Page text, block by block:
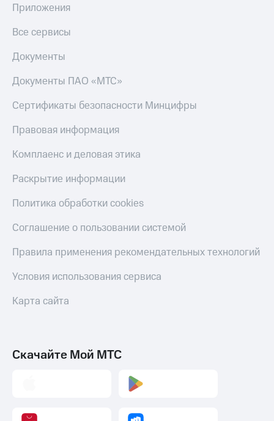
Приложения
Все сервисы
Документы
Документы ПАО «МТС»
Сертификаты безопасности Минцифры
Правовая информация
Комплаенс и деловая этика
Раскрытие информации
Политика обработки cookies
Соглашение о пользовании системой
Правила применения рекомендательных технологий
Условия использования сервиса
Карта сайта
Скачайте Мой МТС